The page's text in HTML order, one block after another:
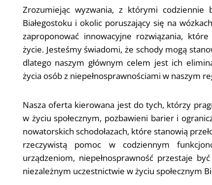
Zrozumiejąc wyzwania, z którymi codziennie
Białegostoku i okolic poruszający się na
zaproponować innowacyjne rozwiązania, które
życie. Jesteśmy świadomi, że schody mogą
dlatego naszym głównym celem jest ich
życia osób z niepełnosprawnościami w naszym
Nasza oferta kierowana jest do tych, którzy
w życiu społecznym, pozbawieni barier i
nowatorskich schodołazach, które stanowią
rzeczywistą pomoc w codziennym
urządzeniom, niepełnosprawność przestaje
niezależnym uczestnictwie w życiu społecznym